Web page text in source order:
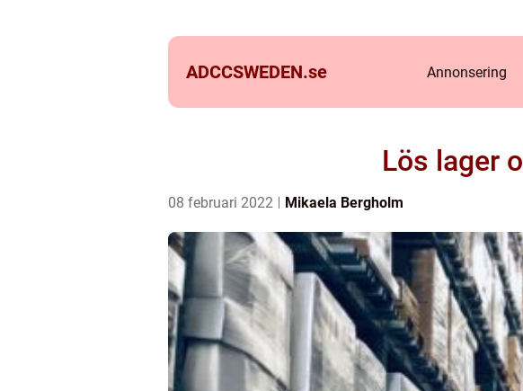
ADCCSWEDEN.se Annonsering
Lös lager
08 februari 2022 Mikaela Bergholm